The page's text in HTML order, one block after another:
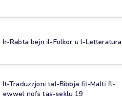
Ir-Rabta bejn il-Folkor u l-Letteratura
It-Traduzzjoni tal-Bibbja fil-Malti fl-
ewwel nofs tas-seklu 19